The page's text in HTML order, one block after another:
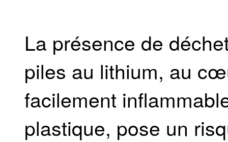
La présence de
piles au lithium, au
facilement
plastique, pose un